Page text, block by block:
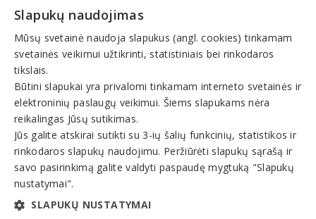
Registracijos data:
1994-06-10
Apyvarta:
0 € (2025 m.)
Veiklos sritys
Maisto produktai
Slapukų naudojimas
Mūsų svetainė naudoja slapukus (angl. cookies) tinkamam
svetainės veikimui užtikrinti, statistiniais bei rinkodaros
tikslais.
Būtini slapukai yra privalomi tinkamam interneto svetainės ir
elektroninių paslaugų veikimui. Šiems slapukams nėra
reikalingas Jūsų sutikimas.
Jūs galite atskirai sutikti su 3-ių šalių funkcinių, statistikos ir
rinkodaros slapukų naudojimu. Peržiūrėti slapukų sąrašą ir
savo pasirinkimą galite valdyti paspaudę mygtuką "Slapukų
nustatymai".
SLAPUKŲ NUSTATYMAI